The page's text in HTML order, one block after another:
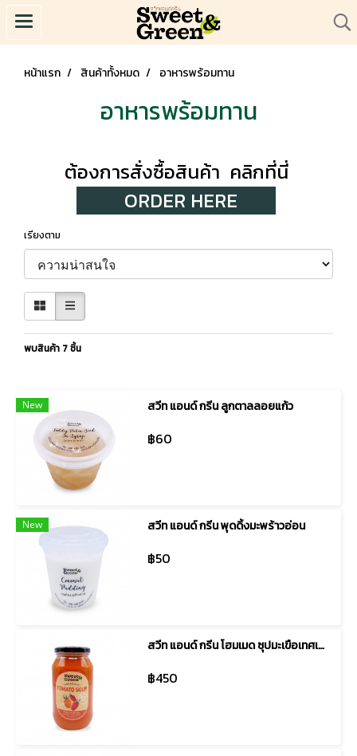
หน้าแรก สินค้าทั้งหมด อาหารพร้อมทาน
อาหารพร้อมทาน
ต้องการสั่งซื้อสินค้า คลิกที่นี่
ORDER HERE
เรียงตาม
พบสินค้า 7 ชิ้น
New สวีท แอนด์ กรีน ลูกตาลลอยแก้ว
฿60
New สวีท แอนด์ กรีน พุดดิ้งมะพร้าวอ่อน
฿50
สวีท แอนด์ กรีน โฮมเมด ซุปมะเขือเทศเชอร์รี่สีแดง
฿450